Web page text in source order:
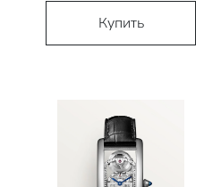
Купить